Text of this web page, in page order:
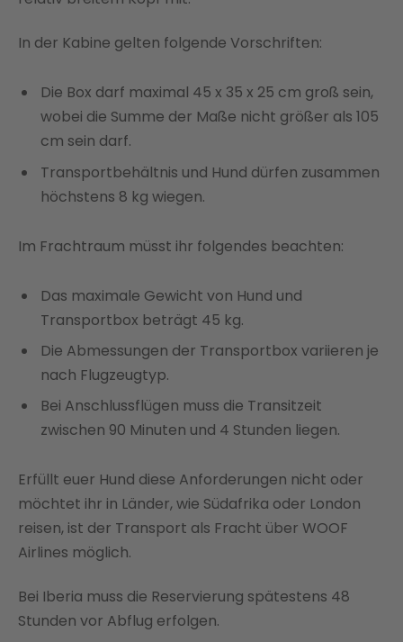
In der Kabine gelten folgende Vorschriften:
Die Box darf maximal 45 x 35 x 25 cm groß sein,
wobei die Summe der Maße nicht größer als 105
cm sein darf.
Transportbehältnis und Hund dürfen zusammen
höchstens 8 kg wiegen.
Im Frachtraum müsst ihr folgendes beachten:
Das maximale Gewicht von Hund und
Transportbox beträgt 45 kg.
Die Abmessungen der Transportbox variieren je
nach Flugzeugtyp.
Bei Anschlussflügen muss die Transitzeit
zwischen 90 Minuten und 4 Stunden liegen.
Erfüllt euer Hund diese Anforderungen nicht oder
möchtet ihr in Länder, wie Südafrika oder London
reisen, ist der Transport als Fracht über WOOF
Airlines möglich.
Bei Iberia muss die Reservierung spätestens 48
Stunden vor Abflug erfolgen.